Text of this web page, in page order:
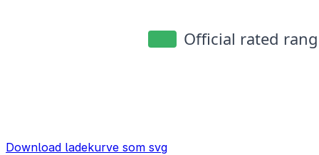
Download ladekurve som svg